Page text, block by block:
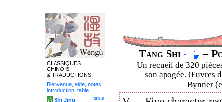
Tang Shi –
Un recueil de 320
son apogée. Œuvres
Bynner
CLASSIQUES
CHINOIS
& TRADUCTIONS
Bienvenue aide notes
introduction table
table
诗 Shi Jing